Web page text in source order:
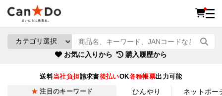
お気に入りから 購入履歴から
送料当社負担請求書後払いOK各種帳票出力可能
注目のキーワード ひんやり ネットポー